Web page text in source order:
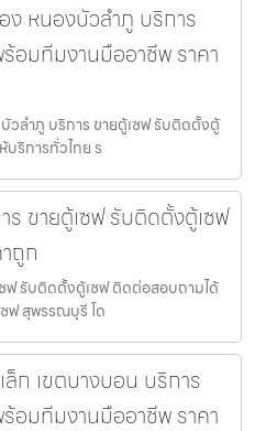
ง หนองบัวลำภู บริการ
อมทีมงานมืออาชีพ ราคา
วลำภู บริการ ขายตู้เซฟ รับติดตั้งตู้
ริการทั่วไทย ร
ขายตู้เซฟ รับติดตั้งตู้เซฟ
ถูก
ฟ รับติดตั้งตู้เซฟ ติดต่อสอบถามได้
ฟ สุพรรณบุรี โด
ก เขตบางบอน บริการ
อมทีมงานมืออาชีพ ราคา